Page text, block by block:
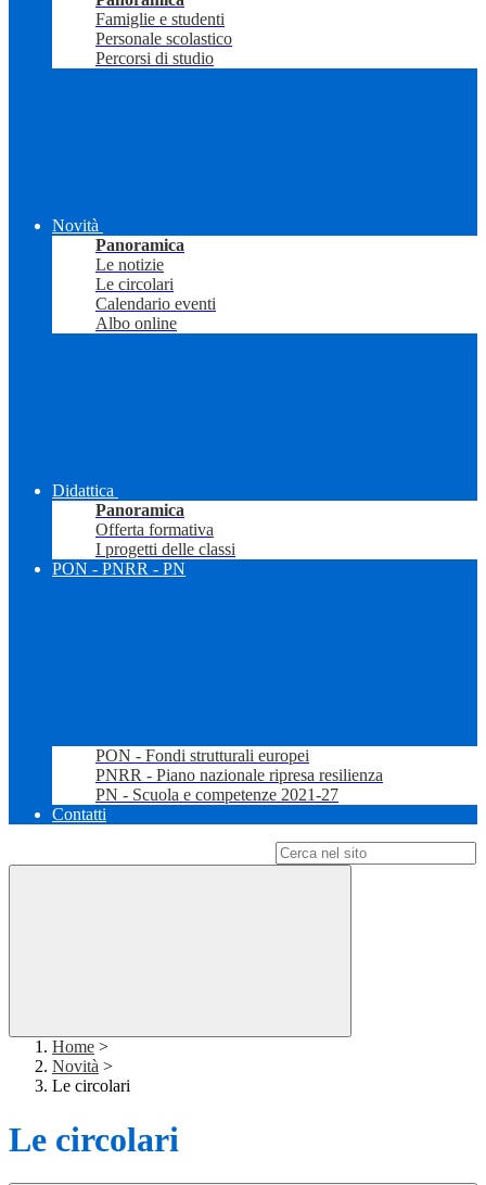
Famiglie e studenti
Personale scolastico
Percorsi di studio
Novità
Panoramica
Le notizie
Le circolari
Calendario eventi
Albo online
Didattica
Panoramica
Offerta formativa
I progetti delle classi
PON - PNRR - PN
PON - Fondi strutturali europei
PNRR - Piano nazionale ripresa resilienza
PN - Scuola e competenze 2021-27
Contatti
Home >
Novità >
Le circolari
Le circolari